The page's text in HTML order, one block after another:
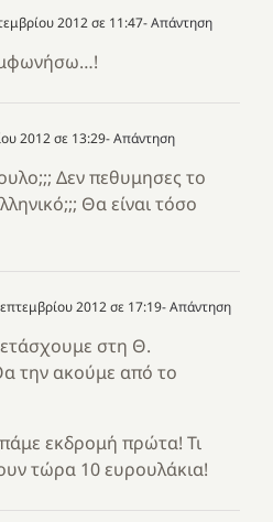
2012 σε 11:47- Απάντηση
2012 σε 13:29- Απάντηση
Δεν πεθυμησες το
Θα είναι τόσο
2012 σε 17:19- Απάντηση
στη Θ.
την ακούμε από το
εκδρομή πρώτα! Τι
τώρα 10 ευρουλάκια!